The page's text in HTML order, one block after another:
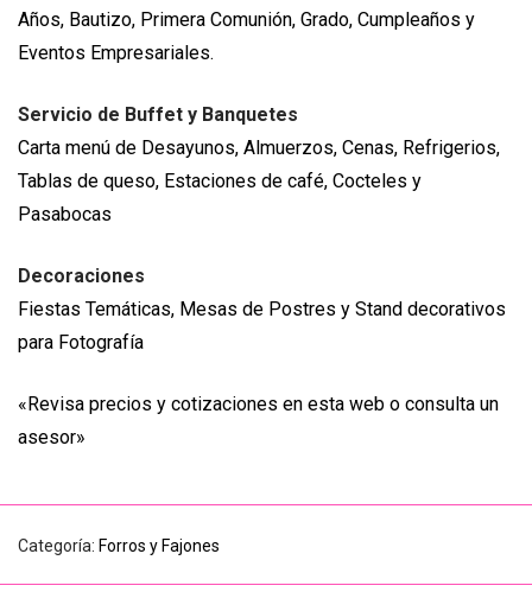
Años, Bautizo, Primera Comunión, Grado, Cumpleaños y
Eventos Empresariales.
Servicio de Buffet y Banquetes
Carta menú de Desayunos, Almuerzos, Cenas, Refrigerios,
Tablas de queso, Estaciones de café, Cocteles y
Pasabocas
Decoraciones
Fiestas Temáticas, Mesas de Postres y Stand decorativos
para Fotografía
«Revisa precios y cotizaciones en esta web o consulta un
asesor»
Categoría: Forros y Fajones